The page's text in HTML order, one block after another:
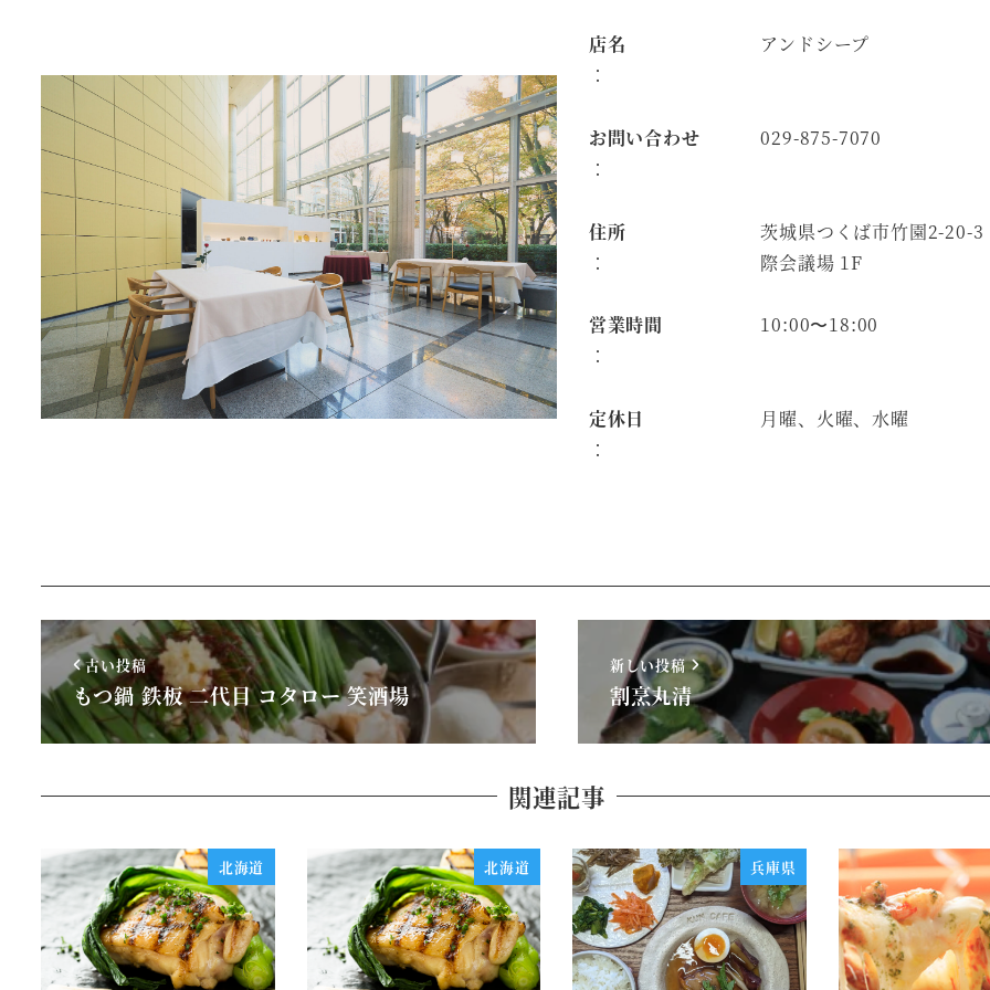
店名
：
アンドシープ
お問い合わせ
：
029-875-7070
住所
：
茨城県つくば市竹園2-20-3
際会議場 1F
営業時間
：
10:00〜18:00
定休日
：
月曜、火曜、水曜
古い投稿
もつ鍋 鉄板 二代目 コタロー 笑酒場
新しい投稿
割烹丸清
関連記事
北海道 北海道 兵庫県